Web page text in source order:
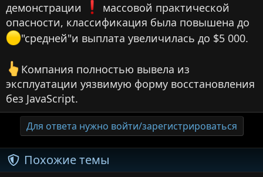
демонстрации
️ массовой практической
опасности, классификация была повышена до
"средней"и выплата увеличилась до $5 000.
Компания полностью вывела из
эксплуатации уязвимую форму восстановления
без JavaScript.
Для ответа нужно войти/зарегистрироваться
Похожие темы